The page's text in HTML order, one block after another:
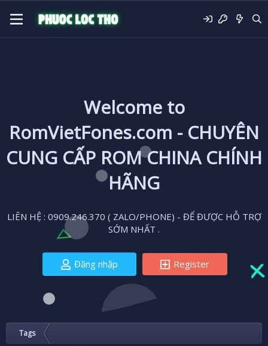
Welcome to
RomVietFones.com - CHUYÊN
CUNG CẤP ROM CHINA CHÍNH
HÃNG
LIÊN HỆ : 0909.246.370 ( ZALO/PHONE) - ĐỂ ĐƯỢC HỖ TRỢ
SỚM NHẤT .
Đăng nhập Register
Tags